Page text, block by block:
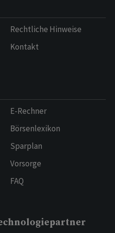
Rechtliche Hinweise
Kontakt
E-Rechner
Börsenlexikon
Sparplan
Vorsorge
FAQ